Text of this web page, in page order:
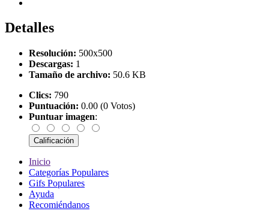
Detalles
Resolución: 500x500
Descargas: 1
Tamaño de archivo: 50.6 KB
Clics: 790
Puntuación: 0.00 (0 Votos)
Puntuar imagen:
Inicio
Categorías Populares
Gifs Populares
Ayuda
Recomiéndanos